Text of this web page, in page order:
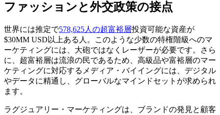
ファッションと外交政策の接点
世界には推定で578,625人の超富裕層投資可能な資産が
$30MM USD以上ある人。このような少数の特権階級へのマ
ーケティングには、大砲ではなくレーザーが必要です。さら
に、超富裕層は流浪の民であるため、高級品や富裕層のマー
ケティングに対応するメディア・バイイングには、デジタル
やデータに精通し、グローバルなマインドセットが求められ
ます。
ラグジュアリー・マーケティングは、ブランドの発見と顧客